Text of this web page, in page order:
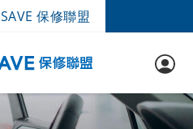
SAVE 保修聯盟